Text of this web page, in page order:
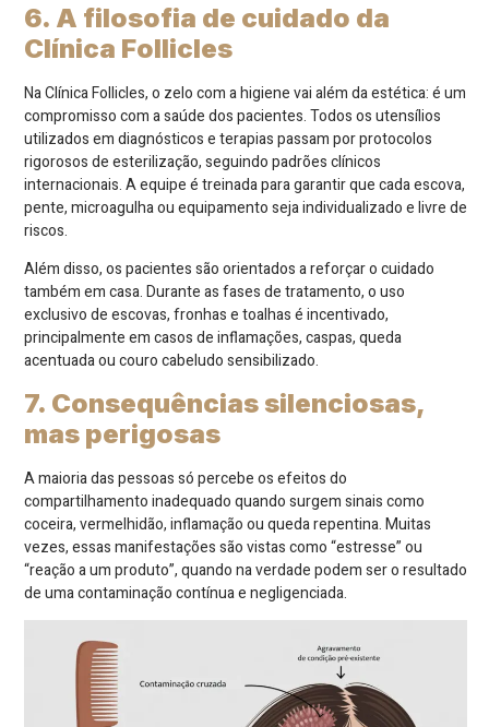
6. A filosofia de cuidado da
Clínica Follicles
Na Clínica Follicles, o zelo com a higiene vai além da estética: é um
compromisso com a saúde dos pacientes. Todos os utensílios
utilizados em diagnósticos e terapias passam por protocolos
rigorosos de esterilização, seguindo padrões clínicos
internacionais. A equipe é treinada para garantir que cada escova,
pente, microagulha ou equipamento seja individualizado e livre de
riscos.
Além disso, os pacientes são orientados a reforçar o cuidado
também em casa. Durante as fases de tratamento, o uso
exclusivo de escovas, fronhas e toalhas é incentivado,
principalmente em casos de inflamações, caspas, queda
acentuada ou couro cabeludo sensibilizado.
7. Consequências silenciosas,
mas perigosas
A maioria das pessoas só percebe os efeitos do
compartilhamento inadequado quando surgem sinais como
coceira, vermelhidão, inflamação ou queda repentina. Muitas
vezes, essas manifestações são vistas como “estresse” ou
“reação a um produto”, quando na verdade podem ser o resultado
de uma contaminação contínua e negligenciada.